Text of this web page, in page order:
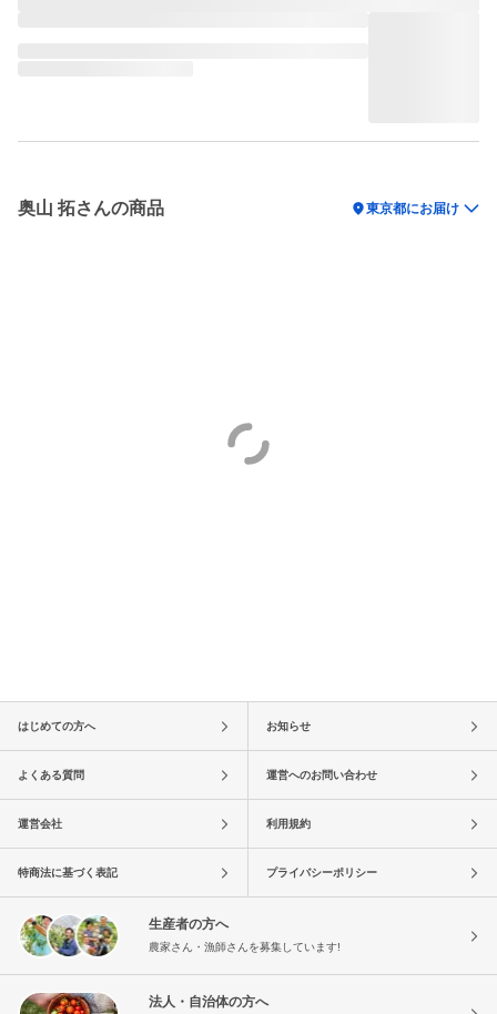
奥山 拓さんの商品 location_on東京都にお届け
はじめての方へ お知らせ
よくある質問 運営へのお問い合わせ
運営会社 利用規約
特商法に基づく表記 プライバシーポリシー
生産者の方へ
農家さん・漁師さんを募集しています!
法人・自治体の方へ